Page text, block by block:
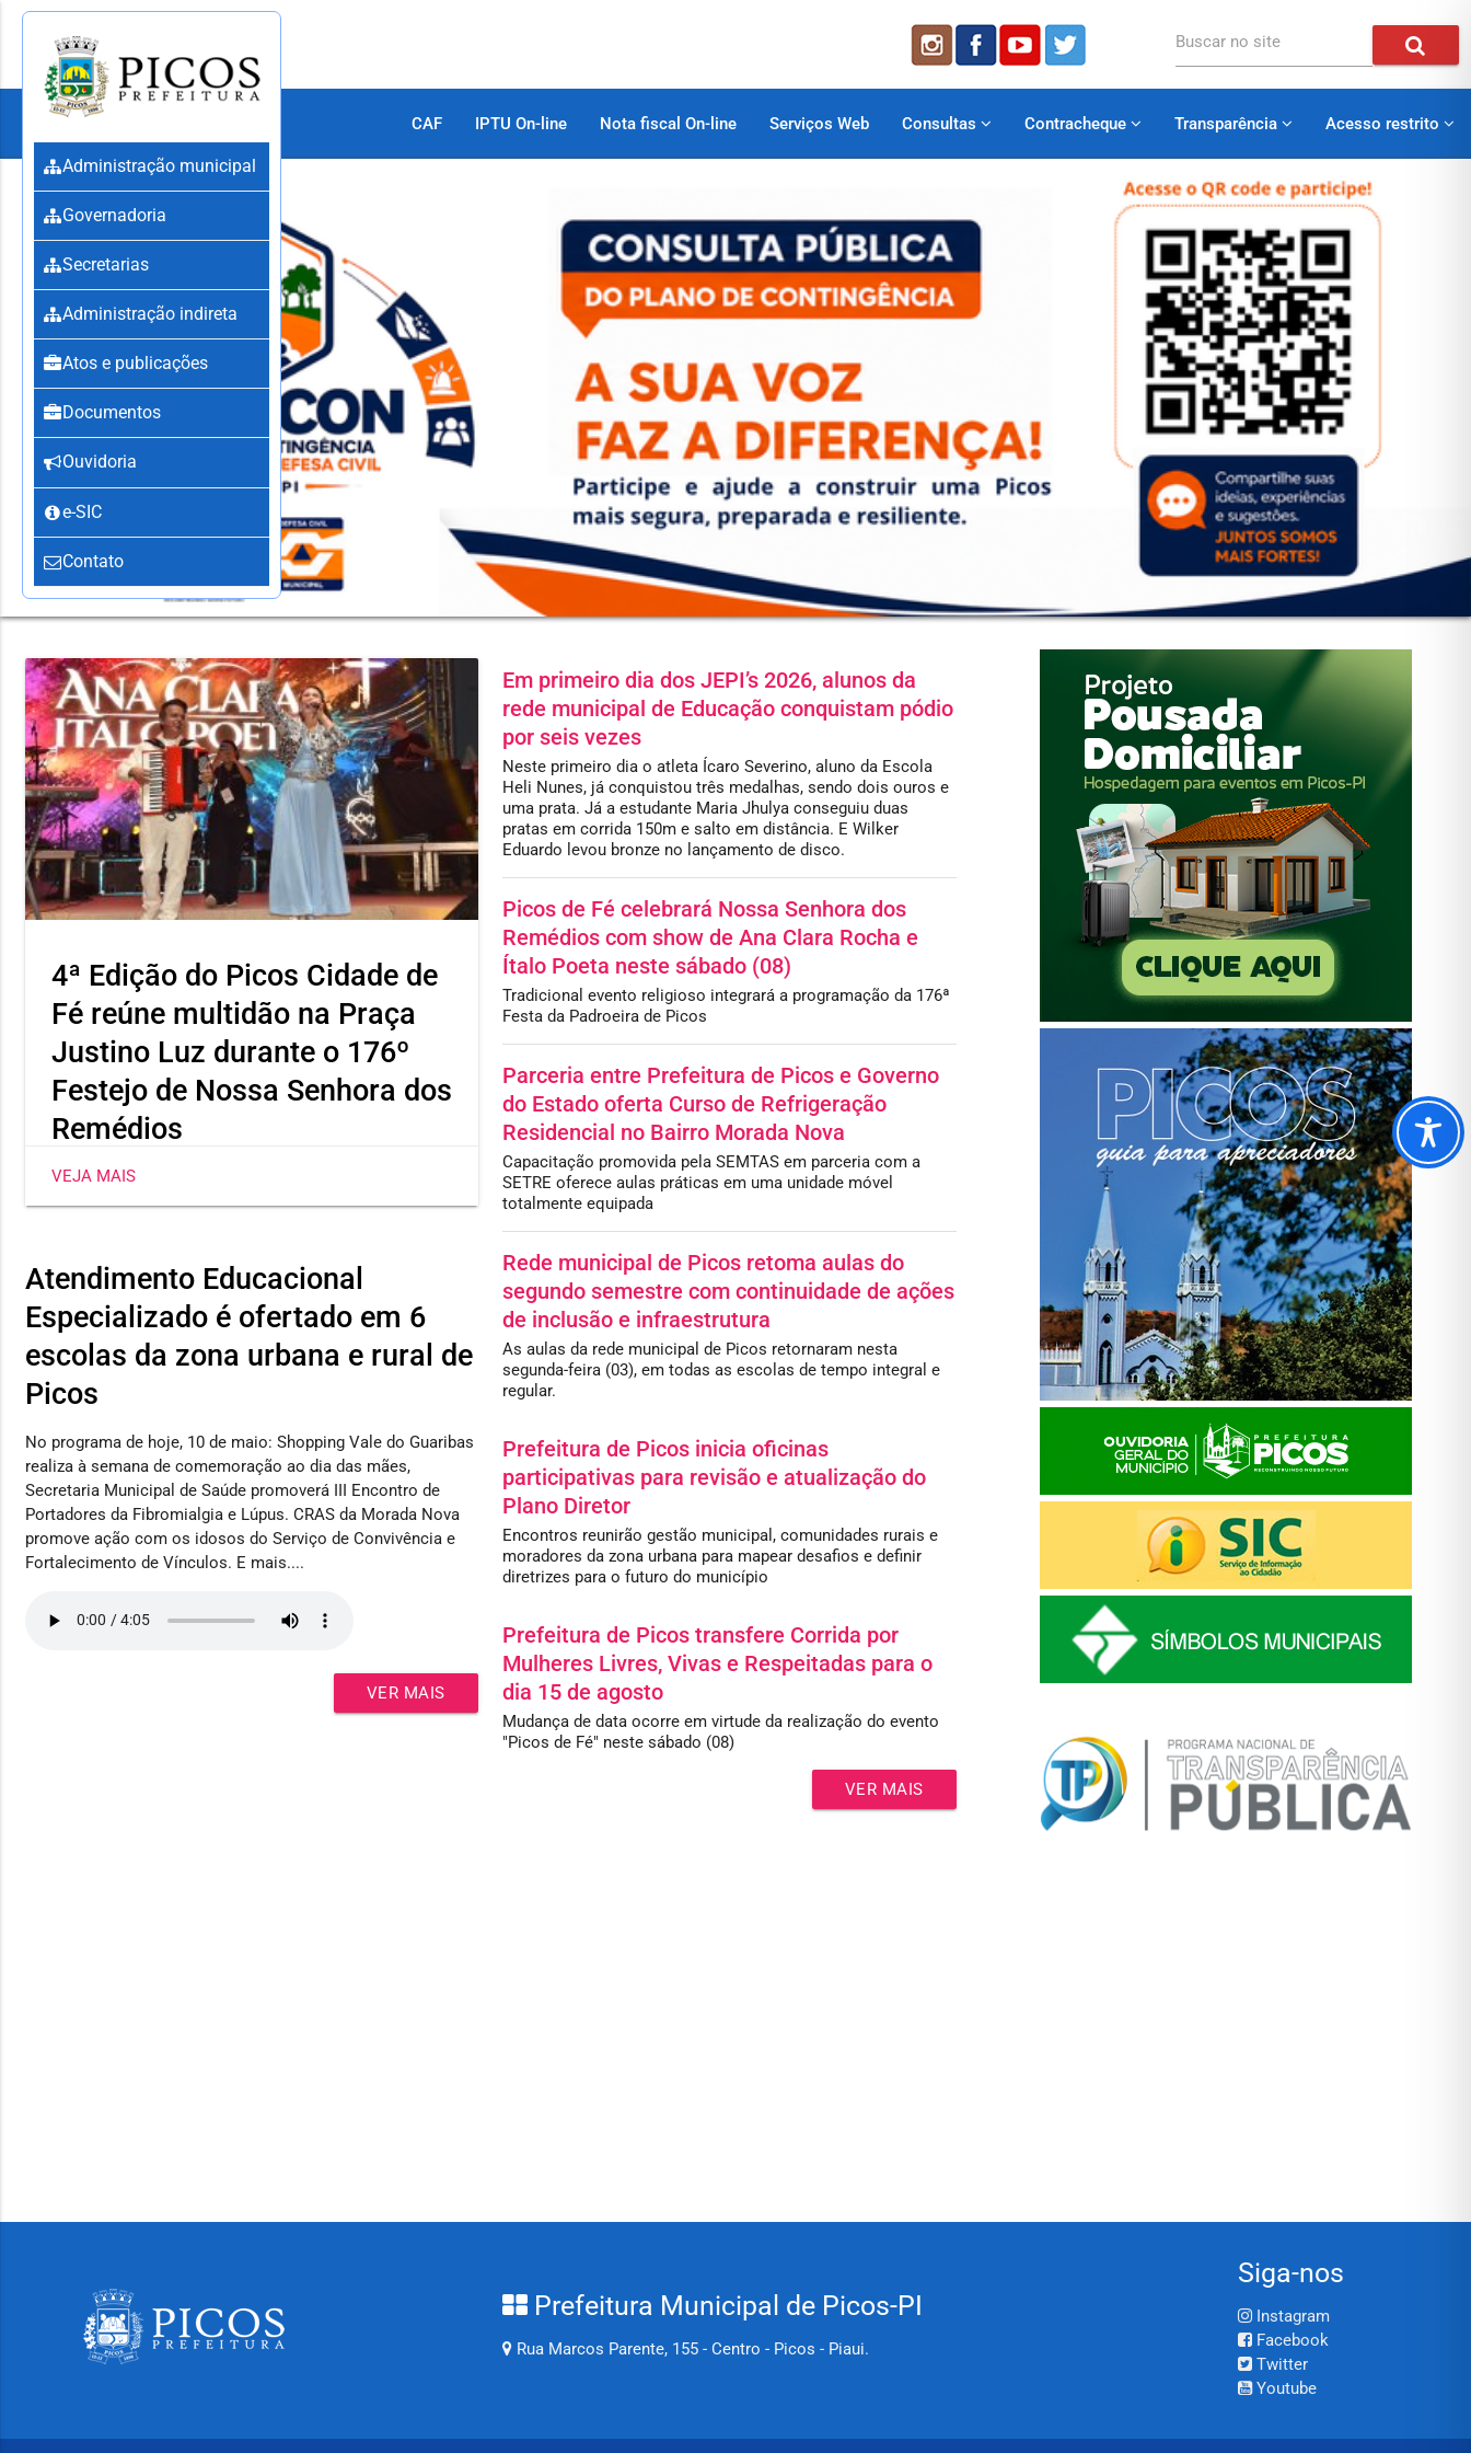
Administração municipal
Governadoria
Secretarias
Administração indireta
Atos e publicações
Documentos
Ouvidoria
e-SIC
Contato
Buscar no site
CAF IPTU On-line Nota fiscal On-line Serviços Web Consultas Contracheque Transparência Acesso restrito
4ª Edição do Picos Cidade de
Fé reúne multidão na Praça
Justino Luz durante o 176º
Festejo de Nossa Senhora dos
Remédios
O ponto alto da noite foi o show comandado pela
VEJA MAIS
Atendimento Educacional
Especializado é ofertado em 6
escolas da zona urbana e rural de
Picos
No programa de hoje, 10 de maio: Shopping Vale do Guaribas
realiza à semana de comemoração ao dia das mães,
Secretaria Municipal de Saúde promoverá III Encontro de
Portadores da Fibromialgia e Lúpus. CRAS da Morada Nova
promove ação com os idosos do Serviço de Convivência e
Fortalecimento de Vínculos. E mais....
VER MAIS
Em primeiro dia dos JEPI’s 2026, alunos da
rede municipal de Educação conquistam pódio
por seis vezes
Neste primeiro dia o atleta Ícaro Severino, aluno da Escola
Heli Nunes, já conquistou três medalhas, sendo dois ouros e
uma prata. Já a estudante Maria Jhulya conseguiu duas
pratas em corrida 150m e salto em distância. E Wilker
Eduardo levou bronze no lançamento de disco.
Picos de Fé celebrará Nossa Senhora dos
Remédios com show de Ana Clara Rocha e
Ítalo Poeta neste sábado (08)
Tradicional evento religioso integrará a programação da 176ª
Festa da Padroeira de Picos
Parceria entre Prefeitura de Picos e Governo
do Estado oferta Curso de Refrigeração
Residencial no Bairro Morada Nova
Capacitação promovida pela SEMTAS em parceria com a
SETRE oferece aulas práticas em uma unidade móvel
totalmente equipada
Rede municipal de Picos retoma aulas do
segundo semestre com continuidade de ações
de inclusão e infraestrutura
As aulas da rede municipal de Picos retornaram nesta
segunda-feira (03), em todas as escolas de tempo integral e
regular.
Prefeitura de Picos inicia oficinas
participativas para revisão e atualização do
Plano Diretor
Encontros reunirão gestão municipal, comunidades rurais e
moradores da zona urbana para mapear desafios e definir
diretrizes para o futuro do município
Prefeitura de Picos transfere Corrida por
Mulheres Livres, Vivas e Respeitadas para o
dia 15 de agosto
Mudança de data ocorre em virtude da realização do evento
"Picos de Fé" neste sábado (08)
VER MAIS
Prefeitura Municipal de Picos-PI
Rua Marcos Parente, 155 - Centro - Picos - Piaui.
Siga-nos
Instagram
Facebook
Twitter
Youtube